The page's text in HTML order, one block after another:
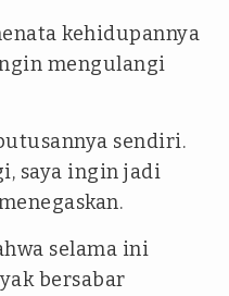
kehidupannya
mengulangi
sendiri.
saya ingin jadi
selama ini
bersabar